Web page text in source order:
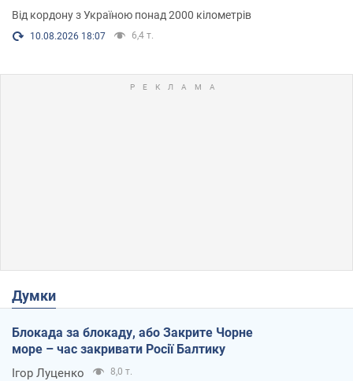
Від кордону з Україною понад 2000 кілометрів
10.08.2026 18:07 6,4 т.
Думки
Блокада за блокаду, або Закрите Чорне
море – час закривати Росії Балтику
Ігор Луценко 8,0 т.